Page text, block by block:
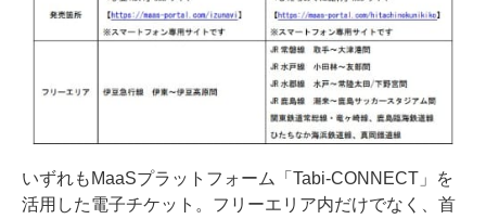
いずれもMaaSプラットフォーム「Tabi-CONNECT」を
活用した電子チケット。フリーエリア内だけでなく、首